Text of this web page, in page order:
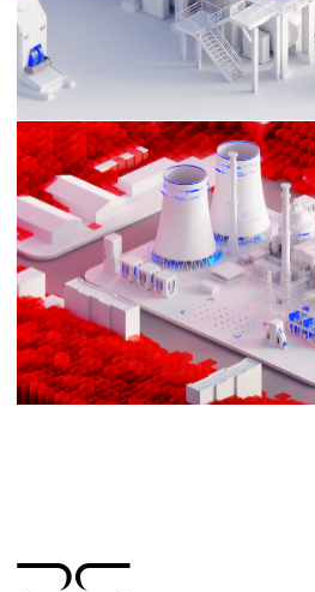
Россия, Нижний Новгород
© 2022–2026 25MOTION
All rights reserved